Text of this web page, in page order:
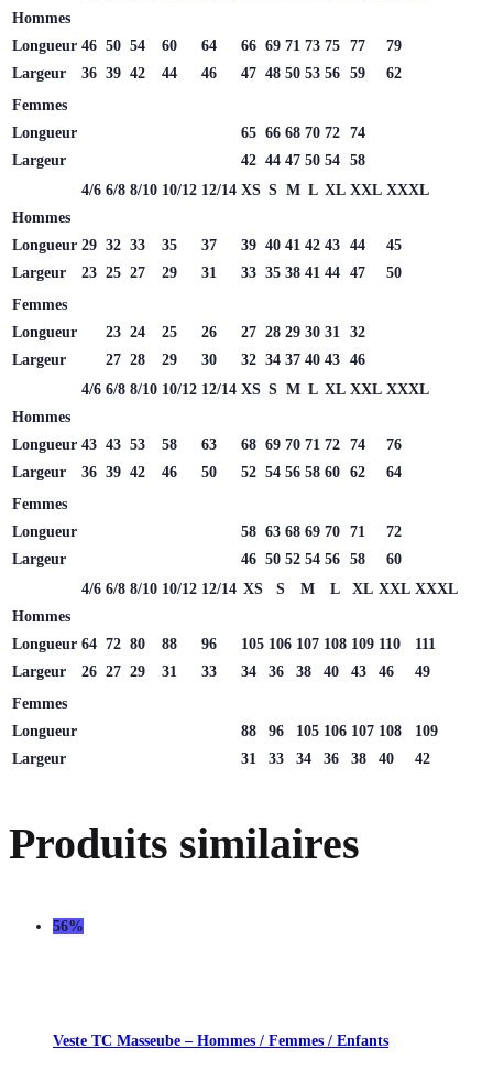
Hommes
Longueur 46 50 54 60 64 66 69 71 73 75 77
79
Largeur
36 39 42 44 46 47 48 50 53 56 59
62
Femmes
Longueur
65 66 68 70 72 74
Largeur
42 44 47 50 54 58
4/6 6/8 8/10 10/12 12/14 XS S M L XL XXL XXXL
Hommes
Longueur 29 32 33 35 37 39 40 41 42 43 44
45
Largeur
23 25 27 29 31 33 35 38 41 44 47
50
Femmes
Longueur
23 24 25 26 27 28 29 30 31
32
Largeur
27 28 29 30 32 34 37 40 43 46
4/6 6/8 8/10 10/12 12/14 XS S M L XL XXL XXXL
Hommes
Longueur 43 43 53 58 63 68 69 70 71 72 74
76
Largeur
36 39 42 46 50 52 54 56 58 60 62
64
Femmes
Longueur
58 63 68 69 70 71
72
Largeur
46 50 52 54 56 58
60
4/6 6/8 8/10 10/12 12/14 XS S M L XL XXL XXXL
Hommes
Longueur 64 72 80 88 96 105 106 107 108 109 110
111
Largeur
26 27 29 31 33 34 36 38 40 43 46
49
Femmes
Longueur
88 96 105 106 107 108
109
Largeur
31 33 34 36 38 40 42
Produits similaires
56%
Veste TC Masseube – Hommes / Femmes / Enfants